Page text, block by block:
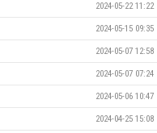
2024-05-22 11:22
2024-05-15 09:35
2024-05-07 12:58
2024-05-07 07:24
2024-05-06 10:47
2024-04-25 15:08